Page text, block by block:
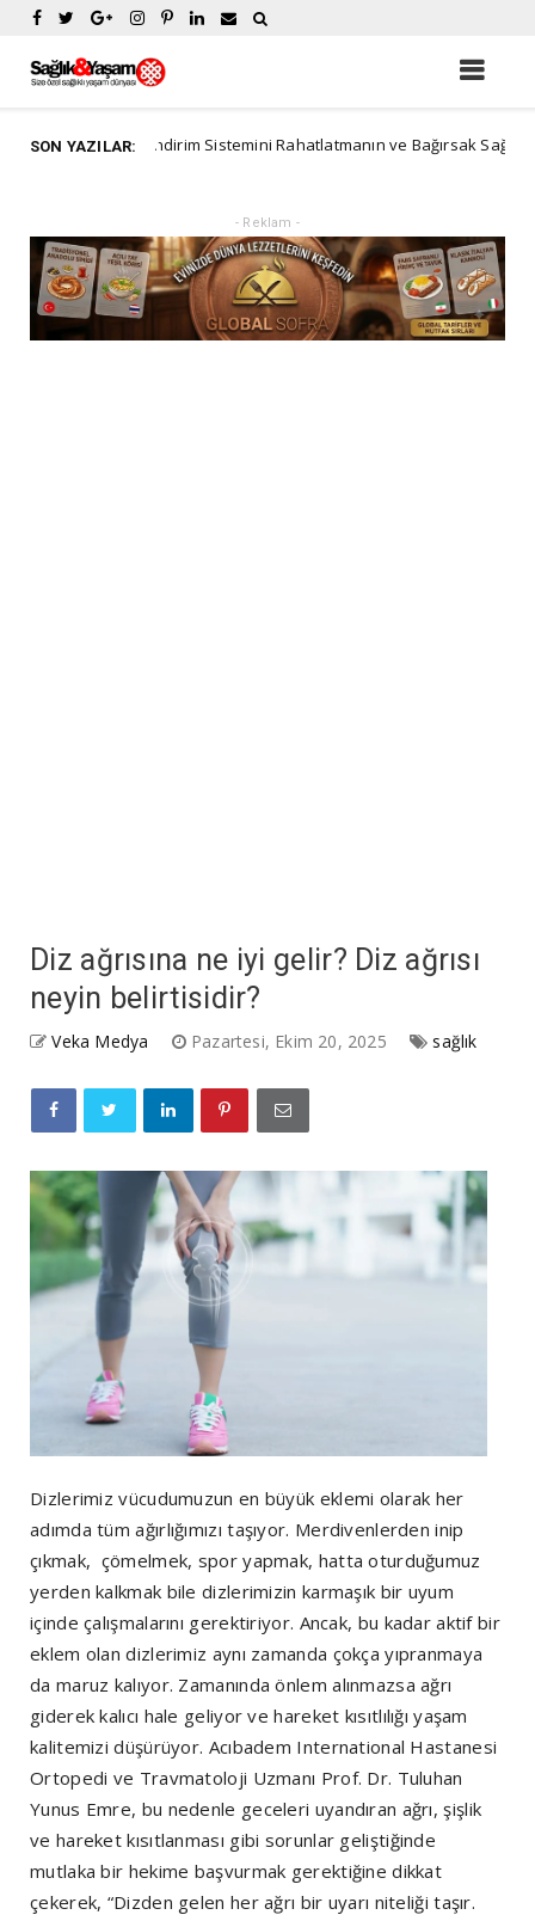
SON YAZILAR:
Sindirim Sistemini Rahatlatmanın ve Bağırsak Sağlığını
- Reklam -
Diz ağrısına ne iyi gelir? Diz ağrısı
neyin belirtisidir?
Veka Medya Pazartesi, Ekim 20, 2025 sağlık
Dizlerimiz vücudumuzun en büyük eklemi olarak her
adımda tüm ağırlığımızı taşıyor. Merdivenlerden inip
çıkmak, çömelmek, spor yapmak, hatta oturduğumuz
yerden kalkmak bile dizlerimizin karmaşık bir uyum
içinde çalışmalarını gerektiriyor. Ancak, bu kadar aktif bir
eklem olan dizlerimiz aynı zamanda çokça yıpranmaya
da maruz kalıyor. Zamanında önlem alınmazsa ağrı
giderek kalıcı hale geliyor ve hareket kısıtlılığı yaşam
kalitemizi düşürüyor. Acıbadem International Hastanesi
Ortopedi ve Travmatoloji Uzmanı Prof. Dr. Tuluhan
Yunus Emre, bu nedenle geceleri uyandıran ağrı, şişlik
ve hareket kısıtlanması gibi sorunlar geliştiğinde
mutlaka bir hekime başvurmak gerektiğine dikkat
çekerek, “Dizden gelen her ağrı bir uyarı niteliği taşır.